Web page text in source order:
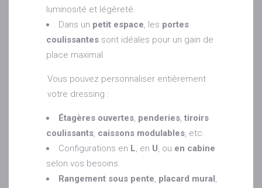
luminosité et légèreté.
Dans un petit espace, les portes
coulissantes sont idéales pour un gain de
place maximal.
Vous pouvez personnaliser entièrement
votre dressing :
Étagères ouvertes, penderies, tiroirs
coulissants, caissons modulables, etc.
Configurations en L, en U, ou en cabine
selon vos besoins.
Rangement sous pente, placard mural,